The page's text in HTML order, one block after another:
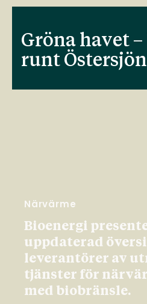
Gröna havet
runt Östersjön
Närvärme
Bioenergi
uppdaterad
leverantörer av
tjänster för
med biobränsle.